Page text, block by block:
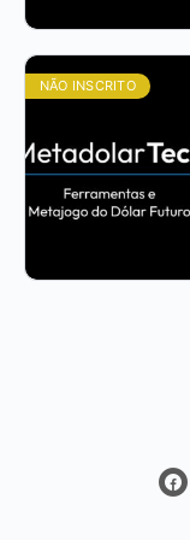
NÃO INSCRITO